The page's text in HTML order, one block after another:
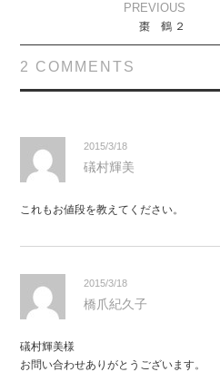
PREVIOUS
棗 鶴 ２
2 COMMENTS
2015/3/18
礒村輝美
これもお値段を教えてください。
2015/3/18
橋爪紀久子
礒村輝美様
お問い合わせありがとうございます。